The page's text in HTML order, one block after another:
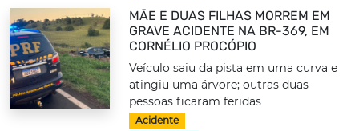
MÃE E DUAS FILHAS MORREM EM
GRAVE ACIDENTE NA BR-369, EM
CORNÉLIO PROCÓPIO
Veículo saiu da pista em uma curva e
atingiu uma árvore; outras duas
pessoas ficaram feridas
Acidente